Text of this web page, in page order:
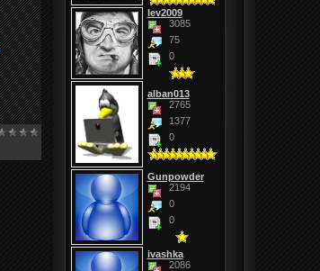
lev2009
3085
75
0
alban013
2765
1377
0
Gunpowder
2194
0
0
ivashka
2086